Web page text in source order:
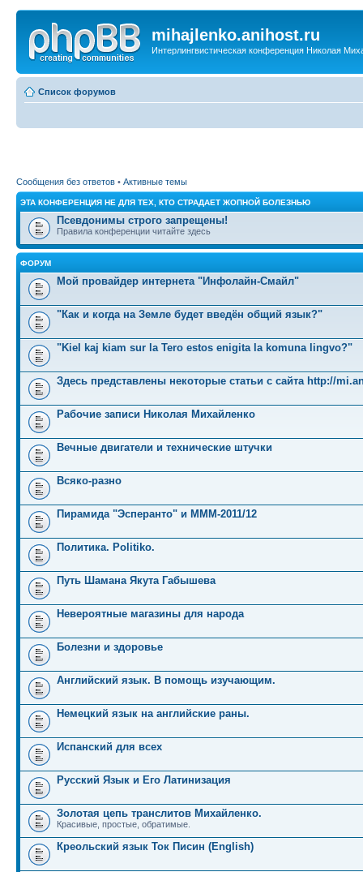
mihajlenko.anihost.ru
Интерлингвистическая конференция Николая
Список форумов
Сообщения без ответов • Активные темы
ЭТА КОНФЕРЕНЦИЯ НЕ ДЛЯ ТЕХ, КТО СТРАДАЕТ ЖОПНОЙ БОЛЕЗНЬЮ
Псевдонимы строго запрещены!
Правила конференции читайте здесь
ФОРУМ
Мой провайдер интернета "Инфолайн-Смайл"
"Как и когда на Земле будет введён общий язык?"
"Kiel kaj kiam sur la Tero estos enigita la komuna lingvo?"
Здесь представлены некоторые статьи с сайта http://
Рабочие записи Николая Михайленко
Вечные двигатели и технические штучки
Всяко-разно
Пирамида "Эсперанто" и MMM-2011/12
Политика. Politiko.
Путь Шамана Якута Габышева
Невероятные магазины для народа
Болезни и здоровье
Английский язык. В помощь изучающим.
Немецкий язык на английские раны.
Испанский для всех
Русский Язык и Его Латинизация
Золотая цепь транслитов Михайленко.
Красивые, простые, обратимые.
Креольский язык Ток Писин (English)